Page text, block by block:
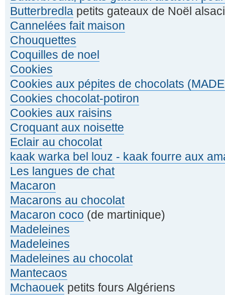
Butterbredla petits gateaux de Noël
Cannelées fait maison
Chouquettes
Coquilles de noel
Cookies
Cookies aux pépites de chocolats
Cookies chocolat-potiron
Cookies aux raisins
Croquant aux noisette
Eclair au chocolat
kaak warka bel louz - kaak fourre aux
Les langues de chat
Macaron
Macarons au chocolat
Macaron coco (de martinique)
Madeleines
Madeleines
Madeleines au chocolat
Mantecaos
Mchaouek petits fours Algériens